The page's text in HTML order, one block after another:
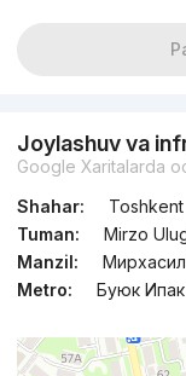
Joylashuv va
Google Xaritalarda
Shahar:
Toshkent
Tuman:
Mirzo
Manzil:
Metro:
Буюк